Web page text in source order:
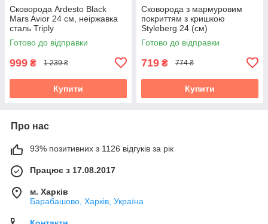
Сковорода Ardesto Black
Mars Avior 24 см, неіржавка
сталь Triply
Готово до відправки
999 ₴ 1 239 ₴
Купити
Сковорода з мармуровим
покриттям з кришкою
Styleberg 24 (см)
Готово до відправки
719 ₴ 774 ₴
Купити
Про нас
93% позитивних з 1126 відгуків за рік
Працює з 17.08.2017
м. Харків
Барабашово, Харків, Україна